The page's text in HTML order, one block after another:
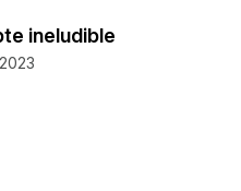
ineludible